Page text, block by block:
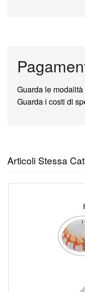
Guarda le
Guarda i costi di
Articoli Stessa